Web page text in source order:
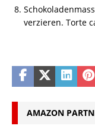
verzieren. Torte
AMAZON